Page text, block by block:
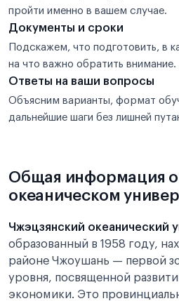
пройти именно в вашем случае.
Документы и сроки
Подскажем, что подготовить, в
на что важно обратить внимание.
Ответы на ваши вопросы
Объясним варианты, формат
дальнейшие шаги без лишней
Общая информация
океаническом
Чжэцзянский океанический
образованный в 1958 году,
районе Чжоушань — первой
уровня, посвященной
экономики. Это